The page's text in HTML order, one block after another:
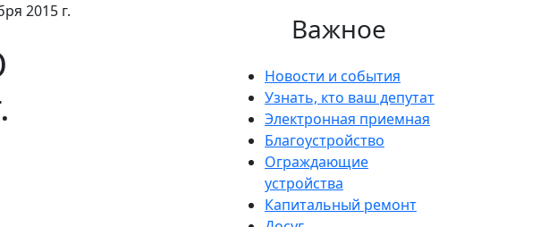
2015 г.
Важное
Новости и события
Узнать, кто ваш депутат
Электронная приемная
Благоустройство
Ограждающие
устройства
Капитальный ремонт